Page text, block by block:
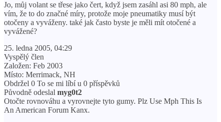
Jo, můj volant se třese jako čert, když jsem zasáhl asi 80 mph, ale
vím, že to do značné míry, protože moje pneumatiky musí být
otočeny a vyváženy. také jak často byste je měli mít otočené a
vyvážené?
25. ledna 2005, 04:29
Vyspělý člen
Založen: Feb 2003
Místo: Merrimack, NH
Obdržel 0 To se mi líbí u 0 příspěvků
Původně odeslal myg0t2
Otočte rovnováhu a vyrovnejte tyto gumy. Plz Use Mph This Is
An American Forum Kanx.